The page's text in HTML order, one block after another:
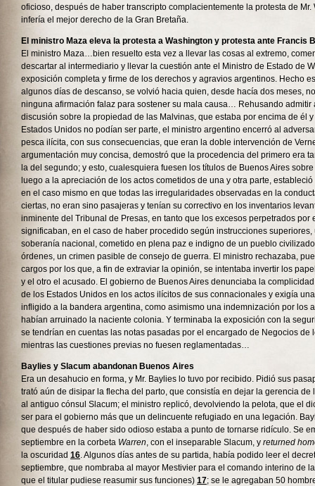
oficioso, después de haber transcripto complacientemente la protesta de Mr.
infería el mejor derecho de la Gran Bretaña.
El ministro Maza eleva la protesta a Washington y protesta ante Francis
El ministro Maza…bien resuelto esta vez a llevar las cosas al extremo,
descartar al intermediario y llevar la cuestión ante el Ministro de Estado de
exposición completa y firme de los derechos y agravios argentinos. Hecho
algunos días de descanso, se volvió hacia quien, desde hacía dos meses,
ninguna afirmación falaz para sostener su mala causa… Rehusando admitir
discusión sobre la propiedad de las Malvinas, que estaba por encima de él
Estados Unidos no podían ser parte, el ministro argentino encerró al
pesca ilícita, con sus consecuencias, que eran la doble intervención de
argumentación muy concisa, demostró que la procedencia del primero era
la del segundo; y esto, cualesquiera fuesen los títulos de Buenos Aires
luego a la apreciación de los actos cometidos de una y otra parte,
en el caso mismo en que todas las irregularidades observadas en la
ciertas, no eran sino pasajeras y tenían su correctivo en los inventarios
inminente del Tribunal de Presas, en tanto que los excesos perpetrados por
significaban, en el caso de haber procedido según instrucciones superiores,
soberanía nacional, cometido en plena paz e indigno de un pueblo
órdenes, un crimen pasible de consejo de guerra. El ministro rechazaba,
cargos por los que, a fin de extraviar la opinión, se intentaba invertir los
y el otro el acusado. El gobierno de Buenos Aires denunciaba la
de los Estados Unidos en los actos ilícitos de sus connacionales y exigía
infligido a la bandera argentina, como asimismo una indemnización por los
habían arruinado la naciente colonia. Y terminaba la exposición con la
se tendrían en cuentas las notas pasadas por el encargado de Negocios de
mientras las cuestiones previas no fuesen reglamentadas…
Baylies y Slacum abandonan Buenos Aires
Era un desahucio en forma, y Mr. Baylies lo tuvo por recibido. Pidió sus
trató aún de disipar la flecha del parto, que consistía en dejar la gerencia de
al antiguo cónsul Slacum; el ministro replicó, devolviendo la pelota, que el
ser para el gobierno más que un delincuente refugiado en una legación.
que después de haber sido odioso estaba a punto de tornarse ridículo. Se
septiembre en la corbeta Warren, con el inseparable Slacum, y returned
la oscuridad 16. Algunos días antes de su partida, había podido leer el
septiembre, que nombraba al mayor Mestivier para el comando interino de
que el titular pudiese reasumir sus funciones) 17; se le agregaban 50